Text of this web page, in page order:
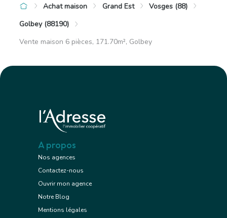
Achat maison Grand Est
Vosges (88)
Golbey (88190)
Vente maison 6 pièces, 171.70m², Golbey
A propos
Nos agences
Contactez-nous
Ouvrir mon agence
Notre Blog
Mentions légales